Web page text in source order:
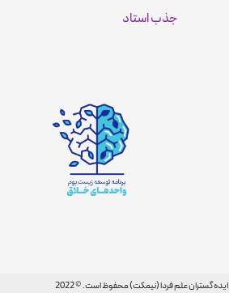
جذب استاد
گستران علم فردا (نیمکت) محفوظ است. © 2022